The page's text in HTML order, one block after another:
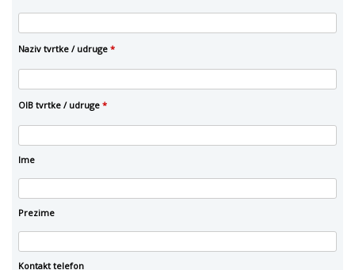
Naziv tvrtke / udruge *
OIB tvrtke / udruge *
Ime
Prezime
Kontakt telefon